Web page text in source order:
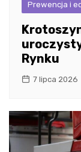
Prewencja i
Rynku
7 lipca 2026